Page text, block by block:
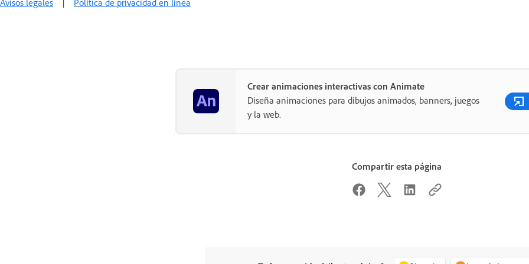
Avisos legales | Política de privacidad en línea
Crear animaciones interactivas con Animate
Diseña animaciones para dibujos animados, banners, juegos
y la web.
Compartir esta página